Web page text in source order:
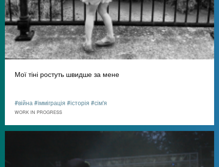
Мої тіні ростуть швидше за мене
#війна #імміграція #історія #сім'я
WORK IN PROGRESS